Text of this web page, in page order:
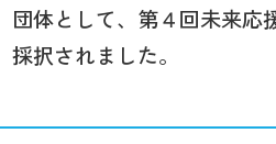
団体として、第４回未来応
採択されました。